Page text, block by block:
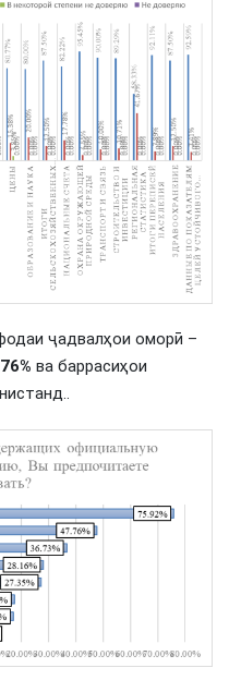
ҷадвалҳои оморӣ –
ва баррасиҳои